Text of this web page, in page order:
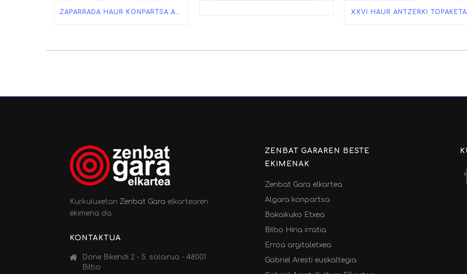
ZAPARRADA HAUR KONPARTSA ASTE NAGUSIAN! XXVI HAUR ANTZERKI
KurkuluxetanZenbat Gara elkartearen
ekimena da.
KONTAKTUA
Done Bikendi 2 - 5. solairua - 48001
Bilbo
ZENBAT GARAREN BESTE
EKIMENAK
Zenbat Gara elkartea
Algara konpartsa
Bakaikuko Etxea
Bilbo Hiria irratia
Erroa argitaletxea
Gabriel Aresti euskaltegia